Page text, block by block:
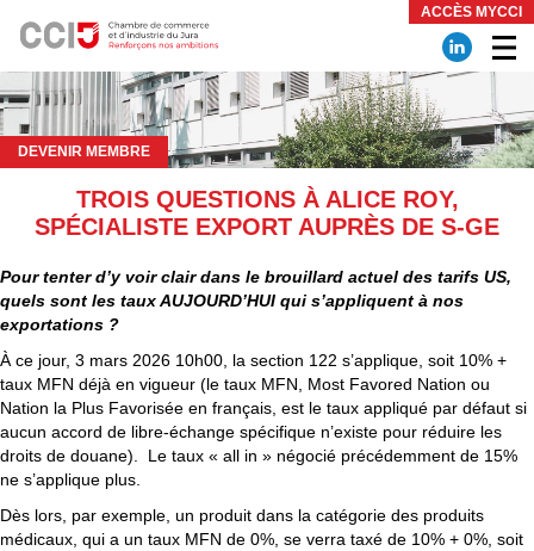
ACCÈS MYCCI
DEVENIR MEMBRE
TROIS QUESTIONS À ALICE ROY,
SPÉCIALISTE EXPORT AUPRÈS DE S-GE
Pour tenter d’y voir clair dans le brouillard actuel des tarifs US,
quels sont les taux AUJOURD’HUI qui s’appliquent à nos
exportations ?
À ce jour, 3 mars 2026 10h00, la section 122 s’applique, soit 10% +
taux MFN déjà en vigueur (le taux MFN, Most Favored Nation ou
Nation la Plus Favorisée en français, est le taux appliqué par défaut si
aucun accord de libre-échange spécifique n’existe pour réduire les
droits de douane). Le taux « all in » négocié précédemment de 15%
ne s’applique plus.
Dès lors, par exemple, un produit dans la catégorie des produits
médicaux, qui a un taux MFN de 0%, se verra taxé de 10% + 0%, soit